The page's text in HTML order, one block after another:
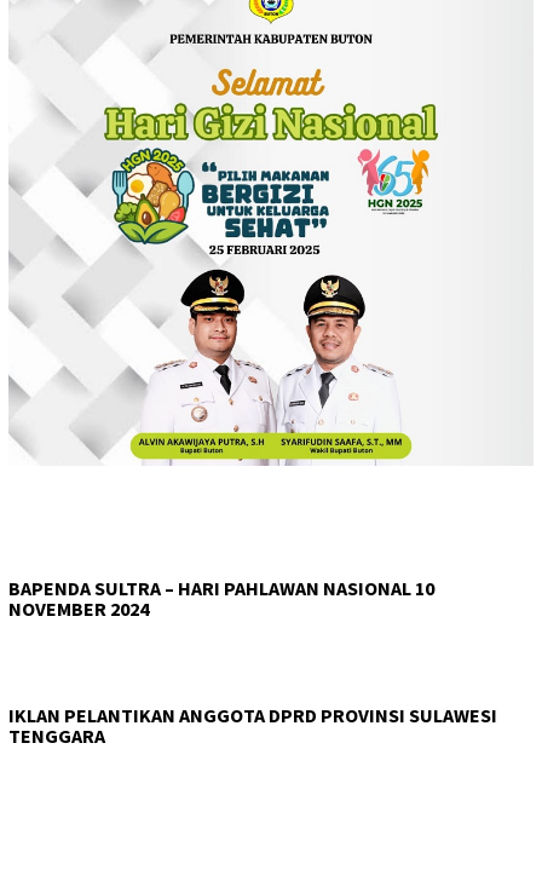
BAPENDA SULTRA – HARI PAHLAWAN NASIONAL 10
NOVEMBER 2024
IKLAN PELANTIKAN ANGGOTA DPRD PROVINSI SULAWESI
TENGGARA